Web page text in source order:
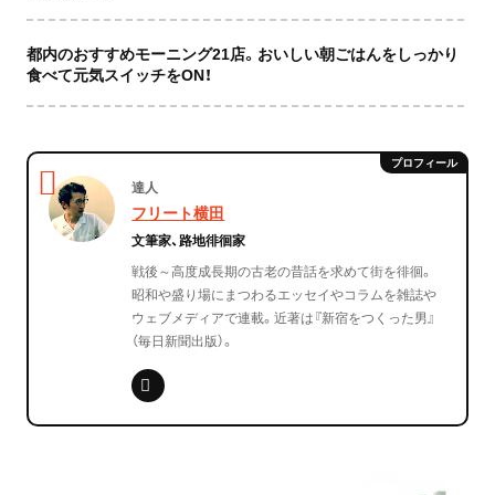
都内のおすすめモーニング21店。おいしい朝ごはんをしっかり
食べて元気スイッチをON！
達人
フリート横田
文筆家、路地徘徊家
戦後～高度成長期の古老の昔話を求めて街を徘徊。
昭和や盛り場にまつわるエッセイやコラムを雑誌や
ウェブメディアで連載。近著は『新宿をつくった男』
（毎日新聞出版）。